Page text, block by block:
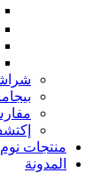
منتجات
المدونة